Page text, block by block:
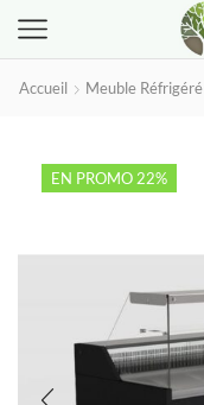
Accueil Meuble Réfrigéré
EN PROMO 22%